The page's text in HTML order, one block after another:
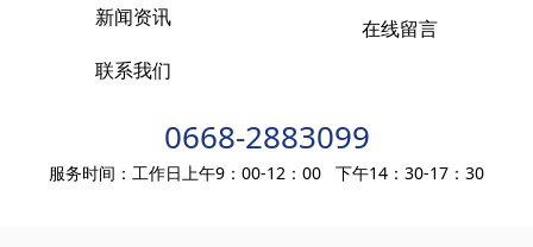
新闻资讯
在线留言
联系我们
0668-2883099
服务时间：工作日上午9：00-12：00 下午14：30-17：30